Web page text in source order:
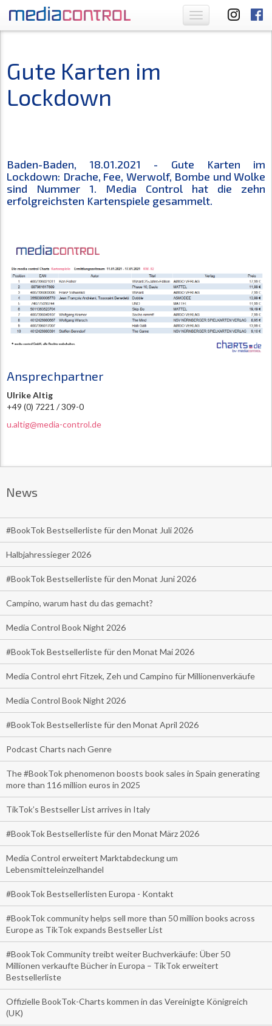
Toggle
navigation
Gute Karten im
Lockdown
Baden-Baden, 18.01.2021 - Gute Karten im
Lockdown: Drache, Fee, Werwolf, Bombe und Wolke
sind Nummer 1. Media Control hat die zehn
erfolgreichsten Kartenspiele gesammelt.
Ansprechpartner
Ulrike Altig
+49 (0) 7221 / 309-0
u.altig@media-control.de
News
#BookTok Bestsellerliste für den Monat Juli 2026
Halbjahressieger 2026
#BookTok Bestsellerliste für den Monat Juni 2026
Campino, warum hast du das gemacht?
Media Control Book Night 2026
#BookTok Bestsellerliste für den Monat Mai 2026
Media Control ehrt Fitzek, Zeh und Campino für Millionenverkäufe
Media Control Book Night 2026
#BookTok Bestsellerliste für den Monat April 2026
Podcast Charts nach Genre
The #BookTok phenomenon boosts book sales in Spain generating
more than 116 million euros in 2025
TikTok’s Bestseller List arrives in Italy
#BookTok Bestsellerliste für den Monat März 2026
Media Control erweitert Marktabdeckung um
Lebensmitteleinzelhandel
#BookTok Bestsellerlisten Europa - Kontakt
#BookTok community helps sell more than 50 million books across
Europe as TikTok expands Bestseller List
#BookTok Community treibt weiter Buchverkäufe: Über 50
Millionen verkaufte Bücher in Europa – TikTok erweitert
Bestsellerliste
Offizielle BookTok-Charts kommen in das Vereinigte Königreich
(UK)